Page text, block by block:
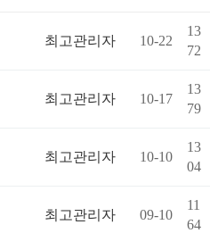
최고관리자 10-22
13
72
최고관리자 10-17
13
79
최고관리자 10-10
13
04
최고관리자 09-10
11
64